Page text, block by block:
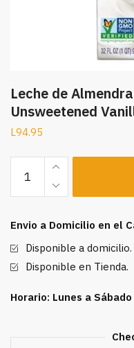
Leche de
Unsweetened
L94.95
Almendra
Breeze
Unsweetened
Vanilla
oz
Envio a Domicilio en el
Disponible a domicilio.
Disponible en Tienda.
Horario: Lunes a